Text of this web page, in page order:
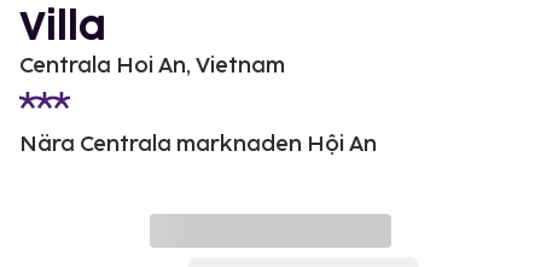
Villa
Centrala Hoi An, Vietnam
Nära Centrala marknaden Hội An